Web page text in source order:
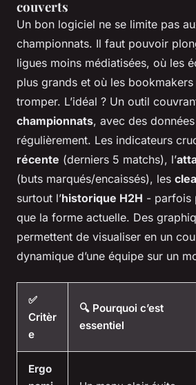
couverts
Un bon logiciel ne se limite pas
championnats. Il faut pouvoir
ligues moins médiatisées, où les
plus grands et où les
tromper. L’idéal ? Un outil
championnats, avec des
régulièrement. Les indicateurs
récente (derniers 5 matchs), l’
(buts marqués/encaissés), les
surtout l’historique H2H - parfois
que la forme actuelle. Des
permettent de visualiser en un
dynamique d’une équipe sur un
✅
Critèr
e
🔍 Pourquoi c’est
essentiel
Ergo